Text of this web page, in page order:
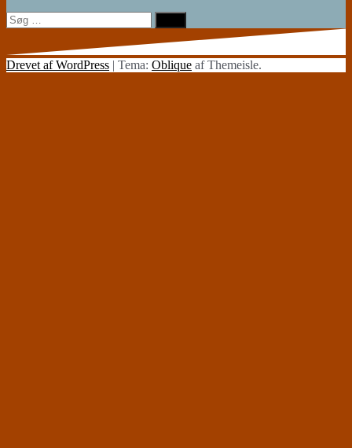
Søg
efter:
Drevet af WordPress | Tema: Oblique af Themeisle.